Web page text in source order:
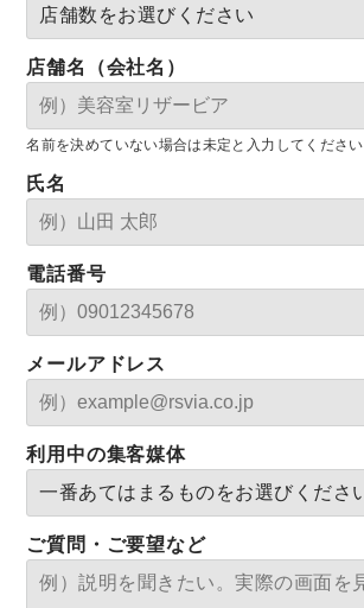
店舗名（会社名）
名前を決めていない場合は未定と入力してください
氏名
電話番号
メールアドレス
利用中の集客媒体
ご質問・ご要望など